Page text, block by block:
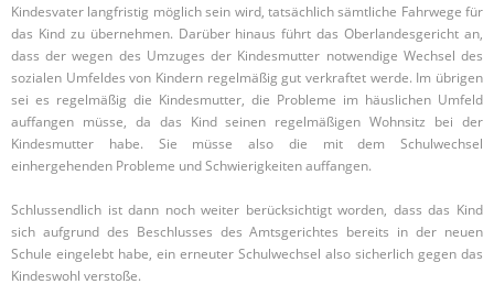
Kindesvater langfristig möglich sein wird, tatsächlich sämtliche Fahrwege für
das Kind zu übernehmen. Darüber hinaus führt das Oberlandesgericht an,
dass der wegen des Umzuges der Kindesmutter notwendige Wechsel des
sozialen Umfeldes von Kindern regelmäßig gut verkraftet werde. Im übrigen
sei es regelmäßig die Kindesmutter, die Probleme im häuslichen Umfeld
auffangen müsse, da das Kind seinen regelmäßigen Wohnsitz bei der
Kindesmutter habe. Sie müsse also die mit dem Schulwechsel
einhergehenden Probleme und Schwierigkeiten auffangen.
Schlussendlich ist dann noch weiter berücksichtigt worden, dass das Kind
sich aufgrund des Beschlusses des Amtsgerichtes bereits in der neuen
Schule eingelebt habe, ein erneuter Schulwechsel also sicherlich gegen das
Kindeswohl verstoße.